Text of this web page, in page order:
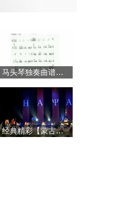
马头琴独奏曲谱《神马》
经典精彩【蒙古骏马与万